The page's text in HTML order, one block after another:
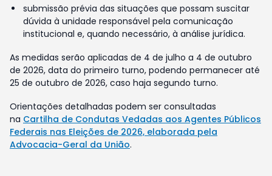
submissão prévia das situações que possam suscitar
dúvida à unidade responsável pela comunicação
institucional e, quando necessário, à análise jurídica.
As medidas serão aplicadas de 4 de julho a 4 de outubro
de 2026, data do primeiro turno, podendo permanecer até
25 de outubro de 2026, caso haja segundo turno.
Orientações detalhadas podem ser consultadas
na Cartilha de Condutas Vedadas aos Agentes Públicos
Federais nas Eleições de 2026, elaborada pela
Advocacia-Geral da União.